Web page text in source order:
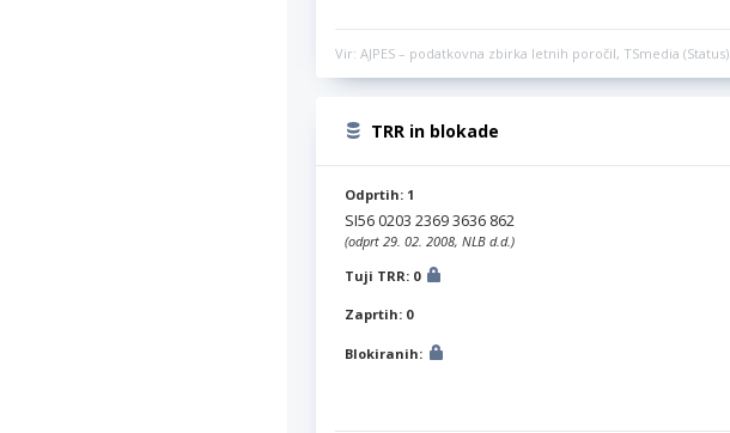
Vir: AJPES – podatkovna zbirka letnih poročil, TSmedia (Status)
TRR in blokade
Odprtih: 1
SI56 0203 2369 3636 862
(odprt 29. 02. 2008, NLB d.d.)
Tuji TRR: 0
Zaprtih: 0
Blokiranih: